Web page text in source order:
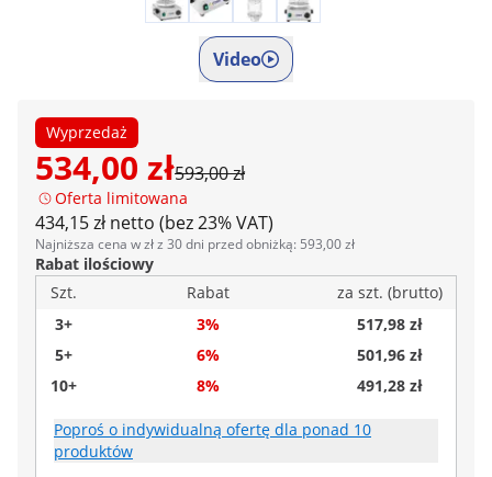
Video
Wyprzedaż
534,00 zł593,00 zł
Oferta limitowana
434,15 zł netto (bez 23% VAT)
Najniższa cena w zł z 30 dni przed obniżką: 593,00 zł
Rabat ilościowy
Szt.
Rabat
za szt. (brutto)
3+
3%
517,98 zł
5+
6%
501,96 zł
10+
8% 491,28 zł
Poproś o indywidualną ofertę dla ponad 10
produktów